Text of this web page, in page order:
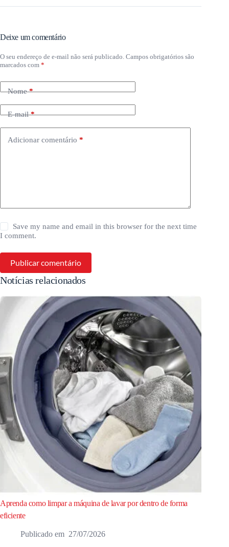
Deixe um comentário
O seu endereço de e-mail não será publicado. Campos obrigatórios são
marcados com *
Nome*
E-mail*
Adicionar comentário *
Save my name and email in this browser for the next time
I comment.
Publicar comentário
Notícias relacionados
Aprenda como limpar a máquina de lavar por dentro de forma
eficiente
27/07/2026